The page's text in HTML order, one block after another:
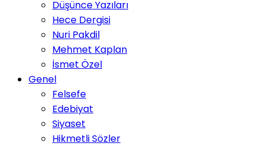
Düşünce Yazıları
Hece Dergisi
Nuri Pakdil
Mehmet Kaplan
İsmet Özel
Genel
Felsefe
Edebiyat
Siyaset
Hikmetli Sözler